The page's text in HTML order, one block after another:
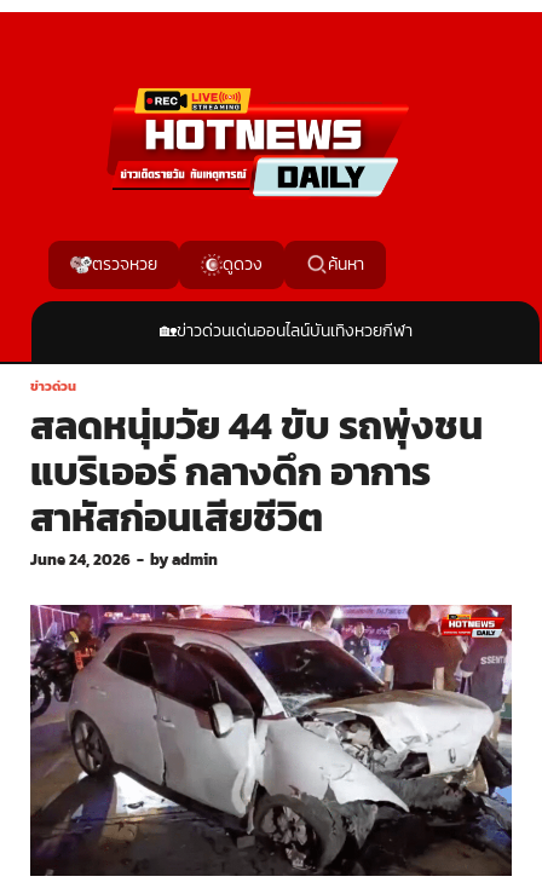
ตรวจหวย ดูดวง ค้นหา
🏡ข่าวด่วนเด่นออนไลน์บันเทิงหวยกีฬา
ข่าวด่วน
สลดหนุ่มวัย 44 ขับ รถพุ่งชน
แบริเออร์ กลางดึก อาการ
สาหัสก่อนเสียชีวิต
June 24, 2026 - byadmin